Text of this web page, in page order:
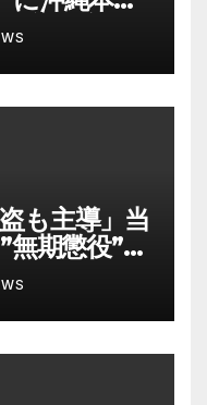
部の家屋
る猛烈な
プライムオ
も主導」当
期懲役”求
で説明でき
が判断』
国的に見て
日判決の行